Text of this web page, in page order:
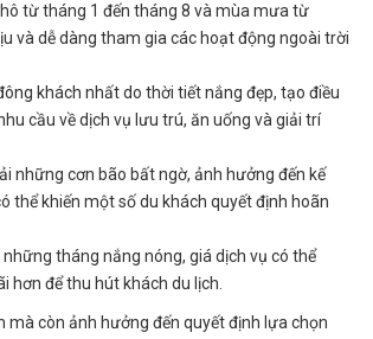
từ tháng 1 đến tháng 8 và mùa mưa từ
và dễ dàng tham gia các hoạt động ngoài trời
khách nhất do thời tiết nắng đẹp, tạo điều
cầu về dịch vụ lưu trú, ăn uống và giải trí
những cơn bão bất ngờ, ảnh hưởng đến kế
thể khiến một số du khách quyết định hoãn
tháng nắng nóng, giá dịch vụ có thể
hơn để thu hút khách du lịch.
còn ảnh hưởng đến quyết định lựa chọn